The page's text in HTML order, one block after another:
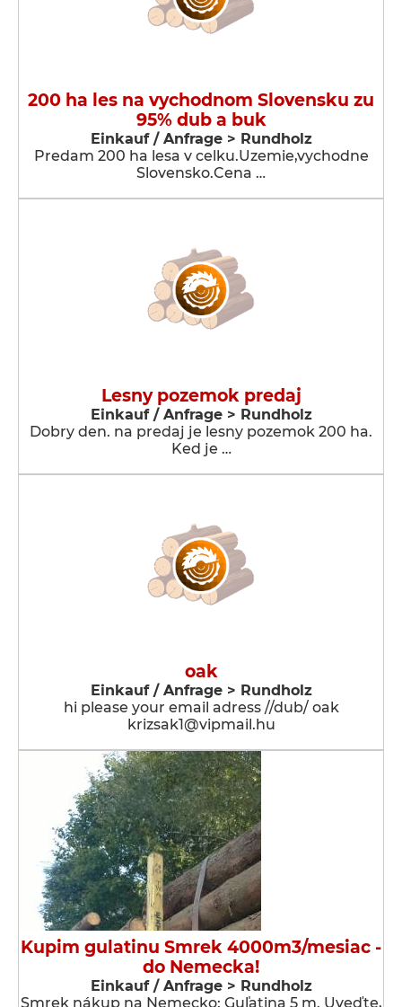
200 ha les na vychodnom Slovensku zu
95% dub a buk
Einkauf / Anfrage > Rundholz
Predam 200 ha lesa v celku.Uzemie,vychodne
Slovensko.Cena …
Lesny pozemok predaj
Einkauf / Anfrage > Rundholz
Dobry den. na predaj je lesny pozemok 200 ha.
Ked je …
oak
Einkauf / Anfrage > Rundholz
hi please your email adress //dub/ oak
krizsak1@vipmail.hu
Kupim gulatinu Smrek 4000m3/mesiac -
do Nemecka!
Einkauf / Anfrage > Rundholz
Smrek nákup na Nemecko: Guľatina 5 m. Uveďte,